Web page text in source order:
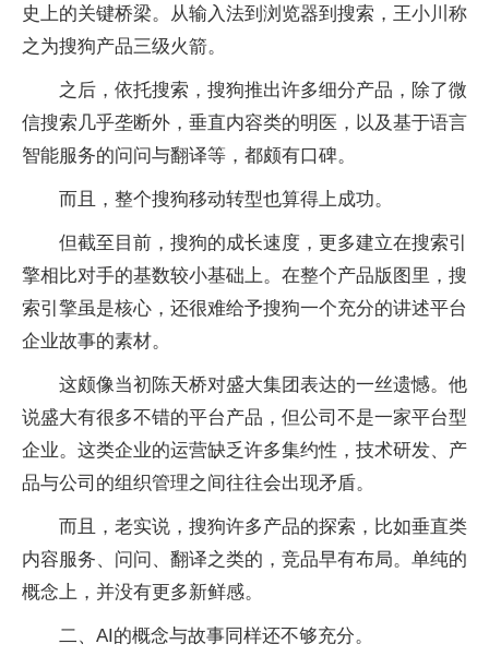
史上的关键桥梁。从输入法到浏览器到搜索，王小川称
之为搜狗产品三级火箭。
之后，依托搜索，搜狗推出许多细分产品，除了微
信搜索几乎垄断外，垂直内容类的明医，以及基于语言
智能服务的问问与翻译等，都颇有口碑。
而且，整个搜狗移动转型也算得上成功。
但截至目前，搜狗的成长速度，更多建立在搜索引
擎相比对手的基数较小基础上。在整个产品版图里，搜
索引擎虽是核心，还很难给予搜狗一个充分的讲述平台
企业故事的素材。
这颇像当初陈天桥对盛大集团表达的一丝遗憾。他
说盛大有很多不错的平台产品，但公司不是一家平台型
企业。这类企业的运营缺乏许多集约性，技术研发、产
品与公司的组织管理之间往往会出现矛盾。
而且，老实说，搜狗许多产品的探索，比如垂直类
内容服务、问问、翻译之类的，竞品早有布局。单纯的
概念上，并没有更多新鲜感。
二、AI的概念与故事同样还不够充分。